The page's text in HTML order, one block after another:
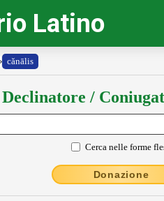
Latino
› cănālis
Declinatore /
Cerca nelle forme
Donazione